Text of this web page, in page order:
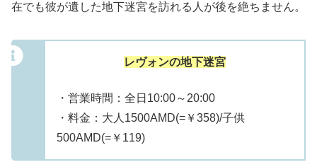
在でも彼が遺した地下迷宮を訪れる人が後を絶ちません。
レヴォンの地下迷宮
・営業時間：全日10:00～20:00
・料金：大人1500AMD(=￥358)/子供
500AMD(=￥119)